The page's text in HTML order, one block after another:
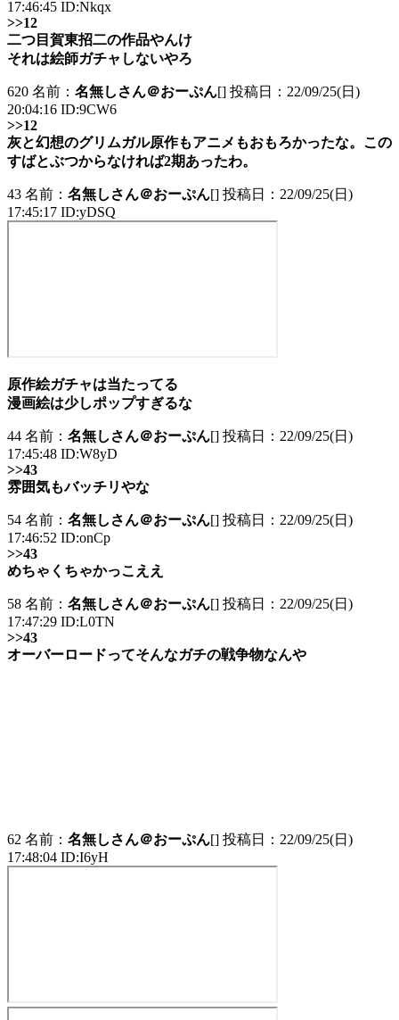
17:46:45 ID:Nkqx
>>12
二つ目賀東招二の作品やんけ
それは絵師ガチャしないやろ
620 名前： 名無しさん＠おーぷん[] 投稿日：22/09/25(日)
20:04:16 ID:9CW6
>>12
灰と幻想のグリムガル原作もアニメもおもろかったな。この
すばとぶつからなければ2期あったわ。
43 名前： 名無しさん＠おーぷん[] 投稿日：22/09/25(日)
17:45:17 ID:yDSQ
原作絵ガチャは当たってる
漫画絵は少しポップすぎるな
44 名前： 名無しさん＠おーぷん[] 投稿日：22/09/25(日)
17:45:48 ID:W8yD
>>43
雰囲気もバッチリやな
54 名前： 名無しさん＠おーぷん[] 投稿日：22/09/25(日)
17:46:52 ID:onCp
>>43
めちゃくちゃかっこええ
58 名前： 名無しさん＠おーぷん[] 投稿日：22/09/25(日)
17:47:29 ID:L0TN
>>43
オーバーロードってそんなガチの戦争物なんや
62 名前： 名無しさん＠おーぷん[] 投稿日：22/09/25(日)
17:48:04 ID:I6yH